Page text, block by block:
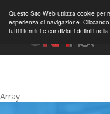
Questo Sito Web utilizza cookie per
esperienza di navigazione.
tutti i termini e condizioni definiti
Array